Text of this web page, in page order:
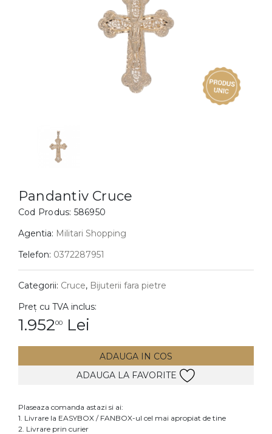
BIJUTERII COPII
Cercei
Bratari
Coliere
Lanturi
Pandantive
Inele
Cercei
Bratari
Lanturi
Pandantive
Pandantiv Cruce
Cod Produs: 586950
Agentia: Militari Shopping
Telefon: 0372287951
Categorii: Cruce, Bijuterii fara pietre
Preț cu TVA inclus:
1.95200 Lei
ADAUGA IN COS
ADAUGA LA FAVORITE
Plaseaza comanda astazi si ai:
1. Livrare la EASYBOX / FANBOX-ul cel mai apropiat de tine
2. Livrare prin curier